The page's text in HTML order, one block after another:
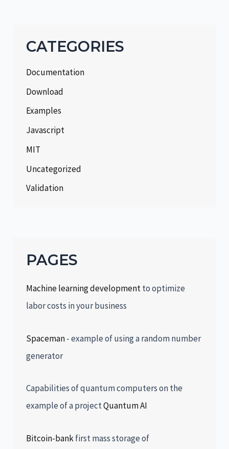
CATEGORIES
Documentation
Download
Examples
Javascript
MIT
Uncategorized
Validation
PAGES
Machine learning developmentto optimize
labor costs in your business
Spaceman- example of using a random number
generator
Capabilities of quantum computers on the
example of a projectQuantum AI
Bitcoin-bankfirst mass storage of